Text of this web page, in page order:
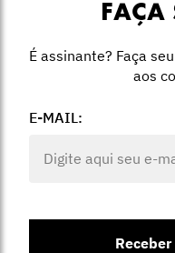
FAÇA
É assinante? Faça
aos
E-MAIL: